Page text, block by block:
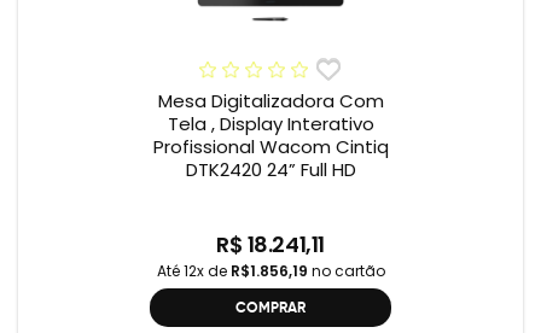
Mesa Digitalizadora Com
Tela , Display Interativo
Profissional Wacom Cintiq
DTK2420 24” Full HD
R$ 18.241,11
Até 12x de R$1.856,19 no cartão
COMPRAR